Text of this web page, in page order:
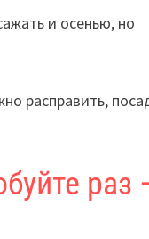
и осенью, но
расправить,
раз